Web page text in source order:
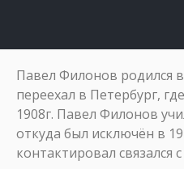
Павел Филонов родился
переехал в Петербург,
1908г. Павел Филонов
откуда был исключён в
контактировал